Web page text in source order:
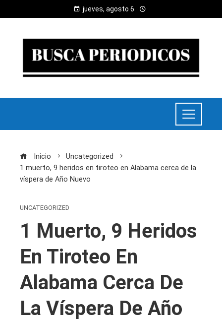
jueves, agosto 6
Inicio
Uncategorized
1 muerto, 9 heridos en tiroteo en Alabama cerca de la
víspera de Año Nuevo
UNCATEGORIZED
1 Muerto, 9 Heridos
En Tiroteo En
Alabama Cerca De
La Víspera De Año